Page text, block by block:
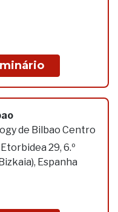
de Bilbao Centro
29, 6.º
Espanha